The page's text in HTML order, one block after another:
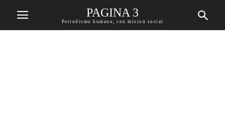
PAGINA 3
Periodismo humano, con mision social